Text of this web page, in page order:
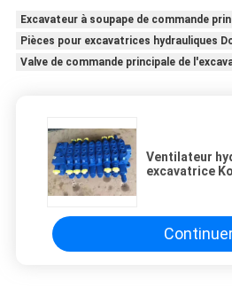
Excavateur à soupape de commande
Pièces pour excavatrices hydrauliques
Valve de commande principale de
Ventilateur
excavatrice
soupape de